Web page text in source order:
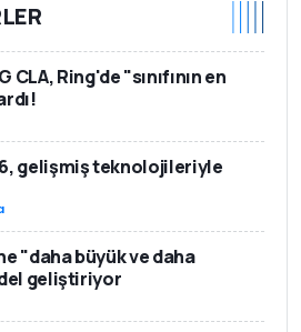
Ring'de "sınıfının en
gelişmiş teknolojileriyle
"daha büyük ve daha
geliştiriyor